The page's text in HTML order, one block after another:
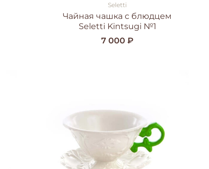
Seletti
Чайная чашка с блюдцем
Seletti Kintsugi №1
7 000 ₽